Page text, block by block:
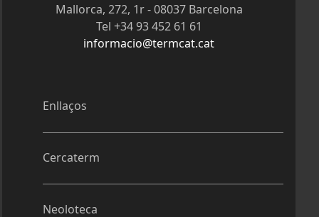
Enllaços
Cercaterm
Neoloteca
Mallorca, 272, 1r - 08037 Barcelona
Tel +34 93 452 61 61
informacio@termcat.cat